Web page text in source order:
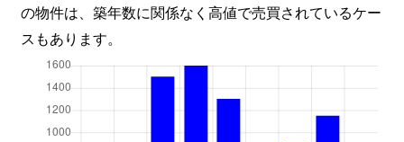
の物件は、築年数に関係なく高値で売買されているケー
スもあります。